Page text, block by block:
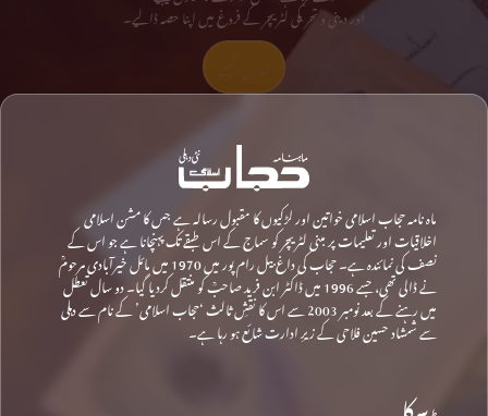
اور دینی و تحریکی لٹریچر کے فروغ میں اپنا حصہ ڈالیے۔
ماہ نامہ حجاب اسلامی خواتین اور لڑکیوں کا مقبول رسالہ ہے جس کا مشن اسلامی
اخلاقیات اور تعلیمات پر مبنی لٹریچر کو سماج کے اس طبقے تک پہنچانا ہے جو اس کے
نصف کی نمائندہ ہے۔ حجاب کی داغ بیل رام پور میں 1970 میں مائل خیرآبادی مرحومؒ
نے ڈالی تھی، جسے 1996 میں ڈاکٹر ابن فرید صاحبؒ کو منتقل کردیا گیا۔ دو سال تعطل
میں رہنے کے بعد نومبر 2003 سے اس کا نقشِ ثالث ‘حجاب اسلامی’ کے نام سے دہلی
سے شمشاد حسین فلاحی کے زیرِ ادارت شائع ہو رہا ہے۔